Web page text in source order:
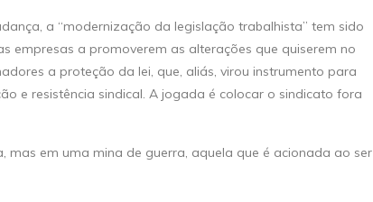
a “modernização da legislação trabalhista” tem sido
empresas a promoverem as alterações que quiserem no
a proteção da lei, que, aliás, virou instrumento para
e resistência sindical. A jogada é colocar o sindicato fora
mas em uma mina de guerra, aquela que é acionada ao ser